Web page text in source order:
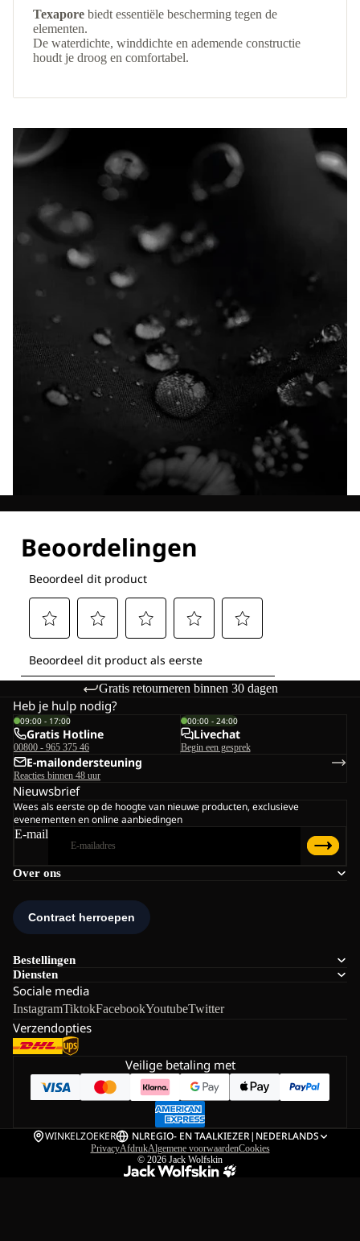
Texapore biedt essentiële bescherming tegen de
elementen.
De waterdichte, winddichte en ademende constructie
houdt je droog en comfortabel.
Gratis retourneren binnen 30 dagen
Over ons
Bestellingen
Diensten
Sociale media
InstagramTiktokFacebookYoutubeTwitter
Verzendopties
Heb je hulp nodig?
09:00 - 17:00
Gratis Hotline
00800 - 965 375 46
00:00 - 24:00
Livechat
Begin een gesprek
E-mailondersteuning
Reacties binnen 48 uur
Nieuwsbrief
Wees als eerste op de hoogte van nieuwe producten, exclusieve
evenementen en online aanbiedingen
E-mail
Veilige betaling met
WINKELZOEKER NLREGIO- EN TAALKIEZER| NEDERLANDS
PrivacyAfdrukAlgemene voorwaardenCookies
© 2026 Jack Wolfskin